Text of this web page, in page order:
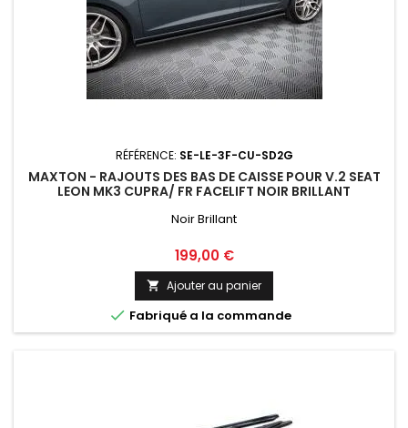
RÉFÉRENCE: SE-LE-3F-CU-SD2G
MAXTON - RAJOUTS DES BAS DE CAISSE POUR V.2 SEAT
LEON MK3 CUPRA/ FR FACELIFT NOIR BRILLANT
Noir Brillant
Prix
199,00 €
 Ajouter au panier
 Fabriqué a la commande